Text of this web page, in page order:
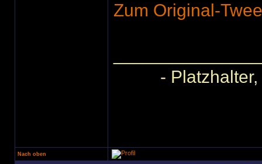
Zum Original-
-
Nach oben